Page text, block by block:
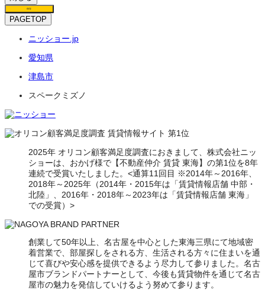
保存
PAGETOP
ニッショー.jp
愛知県
津島市
スペークミズノ
2025年 オリコン顧客満足度調査におきまして、株式会社ニッ
ショーは、おかげ様で【不動産仲介 賃貸 東海】の第1位を8年
連続で受賞いたしました。<通算11回目 ※2014年～2016年、
2018年～2025年（2014年・2015年は「賃貸情報店舗 中部・
北陸」、2016年・2018年～2023年は「賃貸情報店舗 東海」
での受賞）>
創業して50年以上、名古屋を中心とした東海三県にて地域密
着営業で、部屋探しをされる方、生活される方々に住まいを通
じて喜びや安心感を提供できるよう尽力して参りました。名古
屋市ブランドパートナーとして、今後も賃貸物件を通じて名古
屋市の魅力を発信していけるよう努めて参ります。